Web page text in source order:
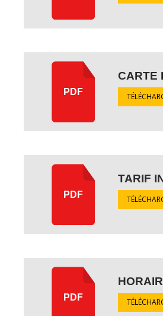
PDF
CARTE
PDF
TARIF
PDF